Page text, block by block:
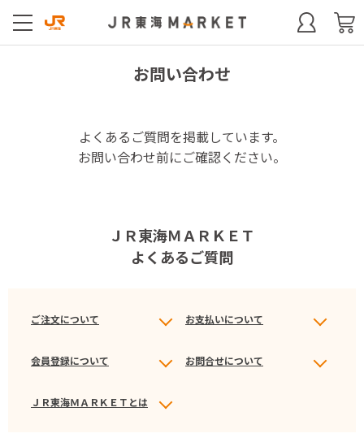
お問い合わせ
よくあるご質問を掲載しています。
お問い合わせ前にご確認ください。
ＪＲ東海ＭＡＲＫＥＴ
よくあるご質問
ご注文について お支払いについて
会員登録について お問合せについて
ＪＲ東海ＭＡＲＫＥＴとは